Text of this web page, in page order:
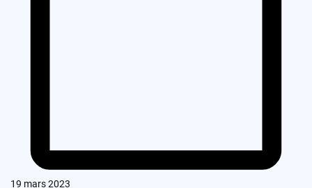
19 mars 2023